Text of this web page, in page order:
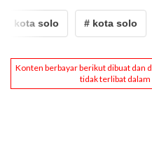
solo # kota solo